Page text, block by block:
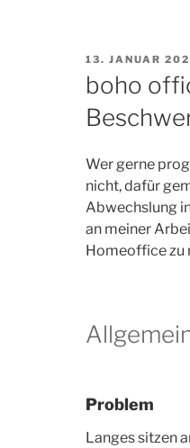
AM
13. JANUAR
boho
Wer gerne
nicht, dafür
Abwechslung
an meiner
Homeoffice zu
Problem
Langes sitzen